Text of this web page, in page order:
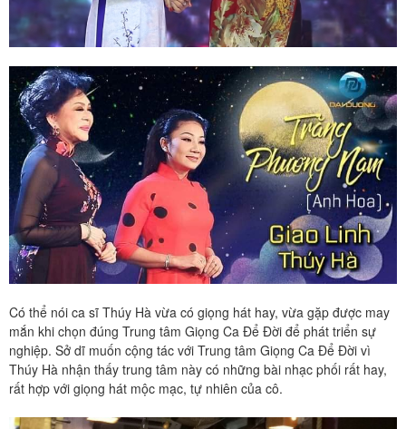
Có thể nói ca sĩ Thúy Hà vừa có giọng hát hay, vừa gặp được may
mắn khi chọn đúng Trung tâm Giọng Ca Để Đời để phát triển sự
nghiệp. Sở dĩ muốn cộng tác với Trung tâm Giọng Ca Để Đời vì
Thúy Hà nhận thấy trung tâm này có những bài nhạc phối rất hay,
rất hợp với giọng hát mộc mạc, tự nhiên của cô.